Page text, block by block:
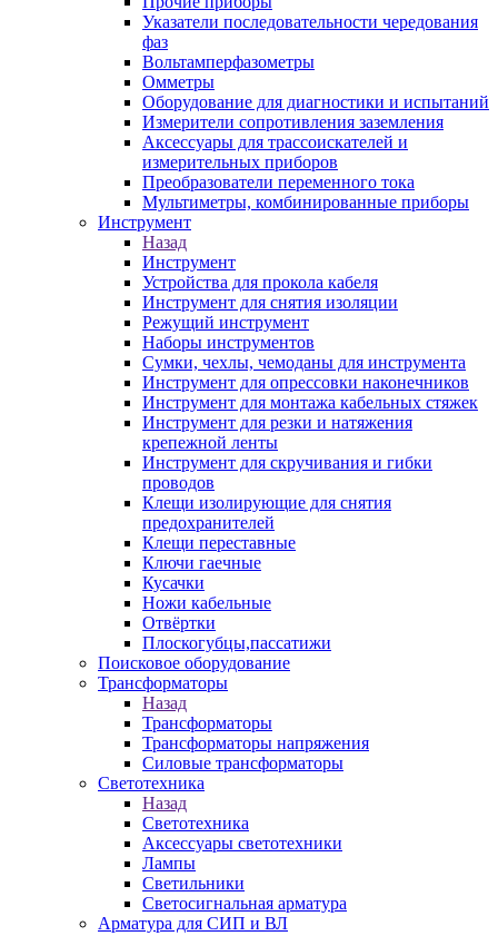
Указатели последовательности чередования
фаз
Вольтамперфазометры
Омметры
Оборудование для диагностики и испытаний
Измерители сопротивления заземления
Аксессуары для трассоискателей и
измерительных приборов
Преобразователи переменного тока
Мультиметры, комбинированные приборы
Инструмент
Назад
Инструмент
Устройства для прокола кабеля
Инструмент для снятия изоляции
Режущий инструмент
Наборы инструментов
Сумки, чехлы, чемоданы для инструмента
Инструмент для опрессовки наконечников
Инструмент для монтажа кабельных стяжек
Инструмент для резки и натяжения
крепежной ленты
Инструмент для скручивания и гибки
проводов
Клещи изолирующие для снятия
предохранителей
Клещи переставные
Ключи гаечные
Кусачки
Ножи кабельные
Отвёртки
Плоскогубцы,пассатижи
Поисковое оборудование
Трансформаторы
Назад
Трансформаторы
Трансформаторы напряжения
Силовые трансформаторы
Светотехника
Назад
Светотехника
Аксессуары светотехники
Лампы
Светильники
Светосигнальная арматура
Арматура для СИП и ВЛ